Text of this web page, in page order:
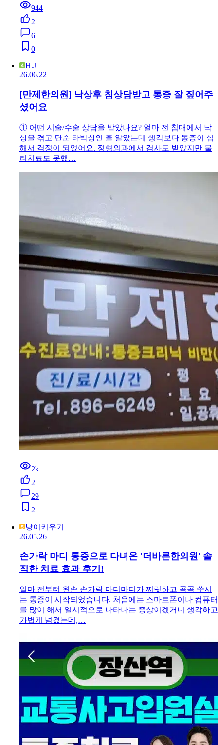
944
2
6
0
H.J
26.06.22
[만제한의원] 낙상후 침상담받고 통증 잘 짚어주
셨어요
① 어떤 시술/수술 상담을 받았나요? 얼마 전 침대에서 낙
상을 겪고 단순 타박상인 줄 알았는데 생각보다 통증이 심
해서 걱정이 되었어요. 정형외과에서 검사도 받았지만 물
리치료도 못했…
2k
2
29
2
냥이키우기
26.05.26
손가락 마디 통증으로 다녀온 '더바른한의원' 솔
직한 치료 효과 후기!
얼마 전부터 왼손 손가락 마디마디가 찌릿하고 콕콕 쑤시
는 통증이 시작되었습니다. 처음에는 스마트폰이나 컴퓨터
를 많이 해서 일시적으로 나타나는 증상이겠거니 생각하고
가볍게 넘겼는데,…